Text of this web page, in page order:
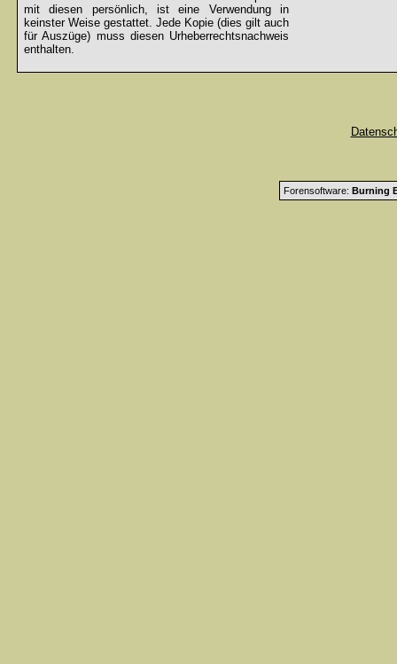
mit diesen persönlich, ist eine Verwendung in
keinster Weise gestattet. Jede Kopie (dies gilt auch
für Auszüge) muss diesen Urheberrechtsnachweis
enthalten.
Forensoftware: Burning